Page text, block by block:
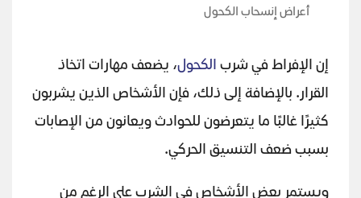
أعراض إنسحاب الكحول
إن الإفراط في شرب الكحول، يضعف مهارات اتخاذ
القرار. بالإضافة إلى ذلك، فإن الأشخاص الذين يشربون
كثيرًا غالبًا ما يتعرضون للحوادث ويعانون من الإصابات
بسبب ضعف التنسيق الحركي.
ويستمر بعض الأشخاص في الشرب على الرغم من